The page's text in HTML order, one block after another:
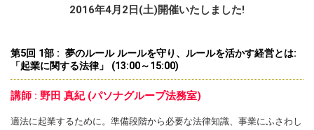
2016年4月2日(土)開催いたしました!
第5回 1部 : 夢のルール ルールを守り、ルールを活かす経営とは:
「起業に関する法律」 (13:00～15:00)
講師 : 野田 真紀 (パソナグループ法務室)
適法に起業するために。準備段階から必要な法律知識、事業にふさわし